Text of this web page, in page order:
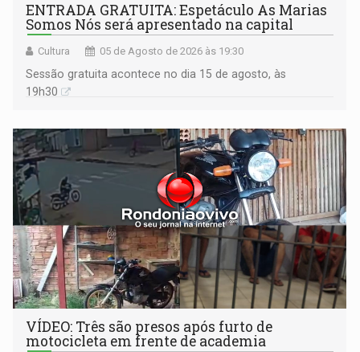
ENTRADA GRATUITA: Espetáculo As Marias
Somos Nós será apresentado na capital
Cultura 05 de Agosto de 2026 às 19:30
Sessão gratuita acontece no dia 15 de agosto, às
19h30
VÍDEO: Três são presos após furto de
motocicleta em frente de academia